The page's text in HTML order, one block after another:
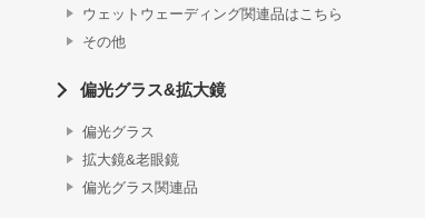
ウェットウェーディング関連品はこちら
その他
偏光グラス&拡大鏡
偏光グラス
拡大鏡&老眼鏡
偏光グラス関連品